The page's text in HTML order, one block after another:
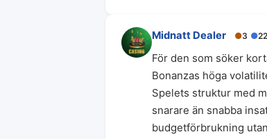
Midnatt Dealer ●3 ●22
För den som söker
Bonanzas höga
Spelets struktur med
snarare än snabba
budgetförbrukning